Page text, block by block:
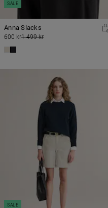
Anna Slacks
600 kr1 499 kr
SALE
SALE